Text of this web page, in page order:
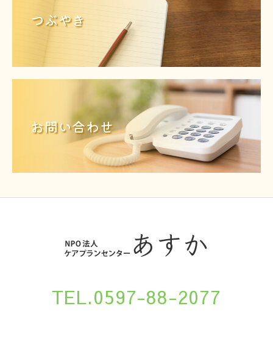
つぶやき
お問い合わせ
TEL.0597-88-2077